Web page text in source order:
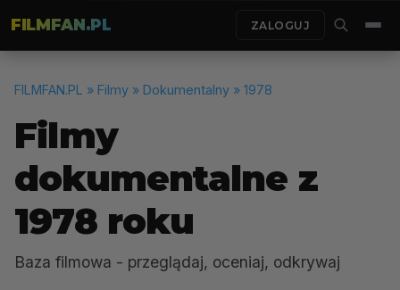
FILMFAN.PL ZALOGUJ
FILMFAN.PL » Filmy » Dokumentalny » 1978
Filmy
dokumentalne z
1978 roku
Baza filmowa - przeglądaj, oceniaj, odkrywaj